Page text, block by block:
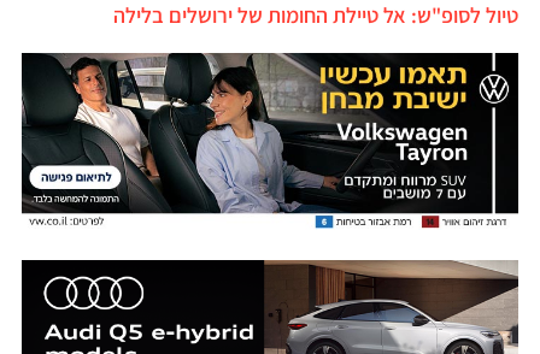
טיול לסופ"ש: אל טיילת החומות של ירושלים בלילה